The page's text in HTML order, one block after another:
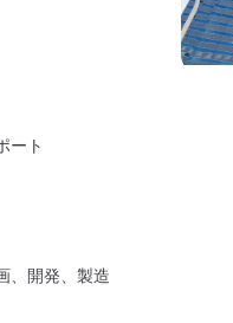
ート
、開発、製造